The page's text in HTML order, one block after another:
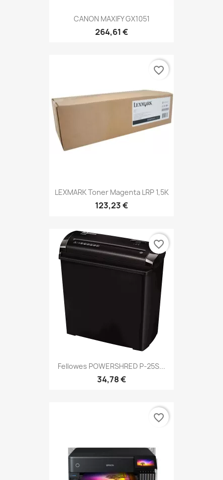
CANON MAXIFY GX1051
264,61 €
LEXMARK Toner Magenta LRP 1,5K
123,23 €
favorite_border
Fellowes POWERSHRED P-25S...
34,78 €
favorite_border
favorite_border